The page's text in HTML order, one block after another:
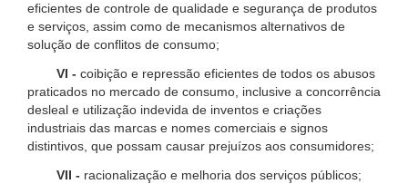
eficientes de controle de qualidade e segurança de produtos
e serviços, assim como de mecanismos alternativos de
solução de conflitos de consumo;
VI - coibição e repressão eficientes de todos os abusos
praticados no mercado de consumo, inclusive a concorrência
desleal e utilização indevida de inventos e criações
industriais das marcas e nomes comerciais e signos
distintivos, que possam causar prejuízos aos consumidores;
VII - racionalização e melhoria dos serviços públicos;